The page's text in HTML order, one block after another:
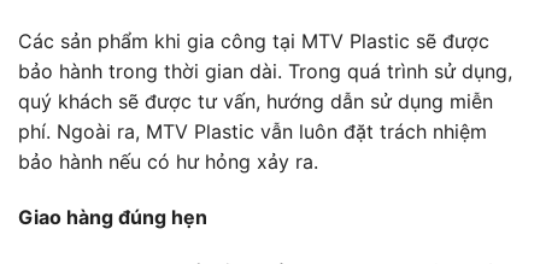
Các sản phẩm khi gia công tại MTV Plastic sẽ được
bảo hành trong thời gian dài. Trong quá trình sử dụng,
quý khách sẽ được tư vấn, hướng dẫn sử dụng miễn
phí. Ngoài ra, MTV Plastic vẫn luôn đặt trách nhiệm
bảo hành nếu có hư hỏng xảy ra.
Giao hàng đúng hẹn